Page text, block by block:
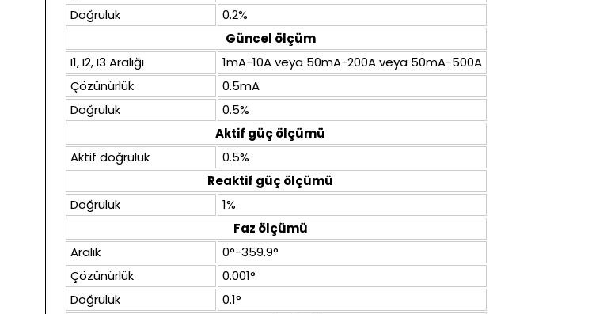
Doğruluk
0.2%
Güncel ölçüm
I1, I2, I3 Aralığı
1mA-10A veya 50mA-200A veya 50mA-500A
Çözünürlük
0.5mA
Doğruluk
0.5%
Aktif güç ölçümü
Aktif doğruluk
0.5%
Reaktif güç ölçümü
Doğruluk
1%
Faz ölçümü
Aralık
0°-359.9°
Çözünürlük
0.001°
Doğruluk
0.1°